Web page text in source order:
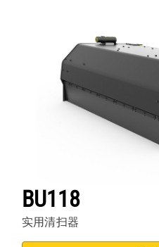
BU118
实用清扫器